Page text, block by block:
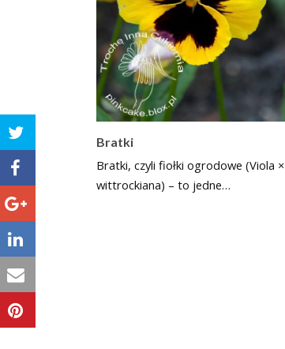
Bratki
Bratki, czyli fiołki ogrodowe (Viola ×
wittrockiana) – to jedne…